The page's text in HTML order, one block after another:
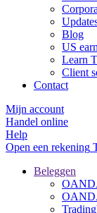
Blog
US
Learn
Client
Contact
Mijn account
Handel online
Help
Open een rekening
Beleggen